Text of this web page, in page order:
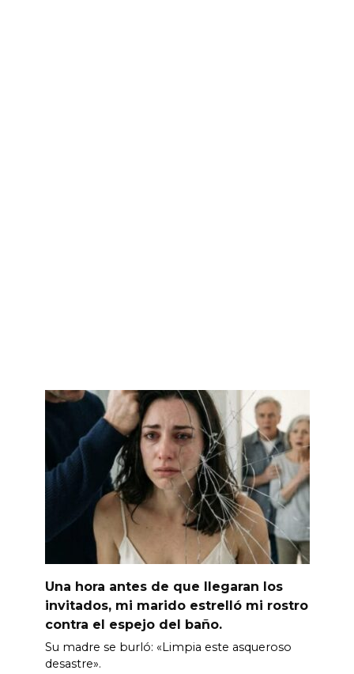
Una hora antes de que llegaran los
invitados, mi marido estrelló mi rostro
contra el espejo del baño.
Su madre se burló: «Limpia este asqueroso
desastre».